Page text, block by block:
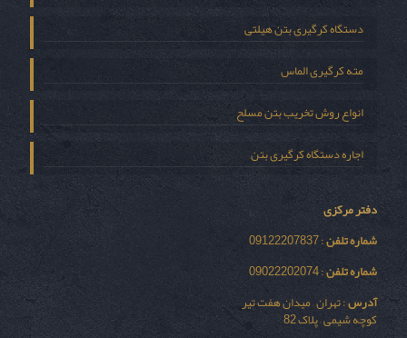
دستگاه کرگیری بتن هیلتی
مته کرگیری الماس
انواع روش تخریب بتن مسلح
اجاره دستگاه کرگیری بتن
دفتر مرکزی
شماره تلفن: 09122207837
شماره تلفن: 09022202074
آدرس: تهران – میدان هفت تیر
کوچه شیمی – پلاک 82